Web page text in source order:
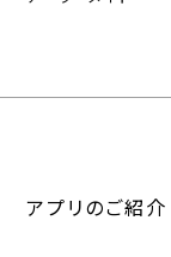
アプリのご紹介